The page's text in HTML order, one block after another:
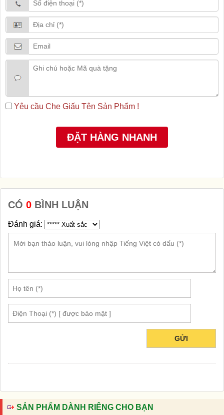
Yêu cầu Che Giấu Tên Sản Phẩm !
CÓ 0 BÌNH LUẬN
Đánh giá:
GỬI
SẢN PHẨM DÀNH RIÊNG CHO BẠN